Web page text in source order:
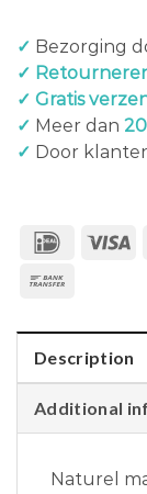
✓ Bezorging
✓
✓ Gratis
✓ Meer dan
✓ Door
Description
Additional
Naturel